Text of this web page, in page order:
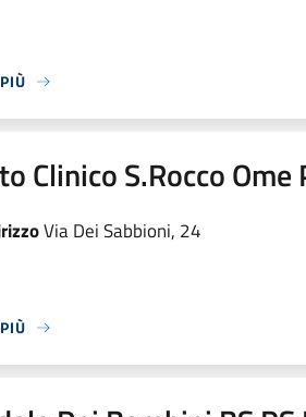
Clinico S.Rocco Ome
Via Dei Sabbioni, 24